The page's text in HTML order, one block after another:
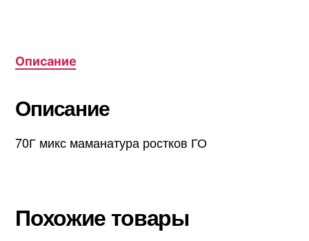
Описание
Описание
70Г микс маманатура ростков ГО
Похожие товары